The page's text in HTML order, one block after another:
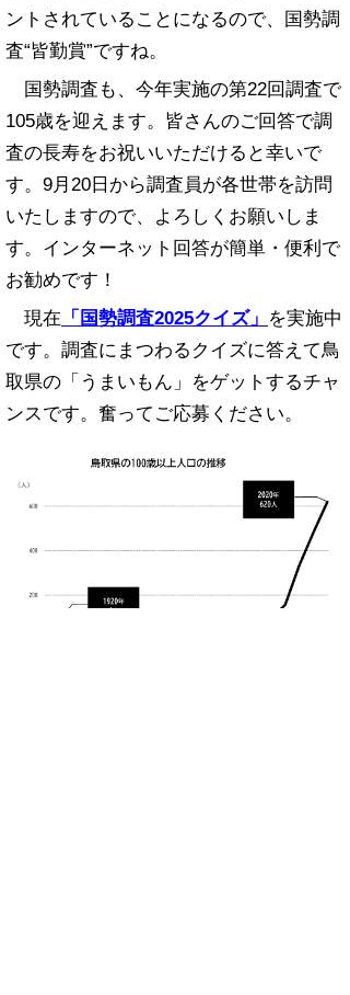
ントされていることになるので、国勢調
査“皆勤賞”ですね。
国勢調査も、今年実施の第22回調査で
105歳を迎えます。皆さんのご回答で調
査の長寿をお祝いいただけると幸いで
す。9月20日から調査員が各世帯を訪問
いたしますので、よろしくお願いしま
す。インターネット回答が簡単・便利で
お勧めです！
現在 「国勢調査2025クイズ」 を実施中
です。調査にまつわるクイズに答えて鳥
取県の「うまいもん」をゲットするチャ
ンスです。奮ってご応募ください。